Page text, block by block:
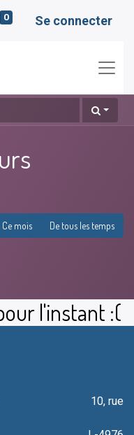
0 Se connecter
Ce mois De tous les temps
l'instant :(
Duché 10, rue